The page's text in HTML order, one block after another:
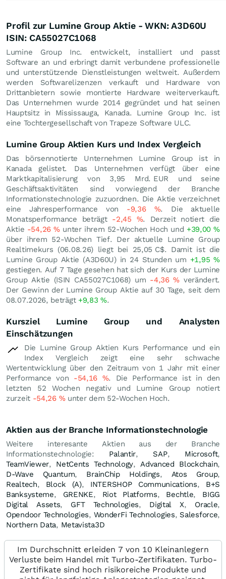
Profil zur Lumine Group Aktie - WKN: A3D60U
ISIN: CA55027C1068
Lumine Group Inc. entwickelt, installiert und passt
Software an und erbringt damit verbundene professionelle
und unterstützende Dienstleistungen weltweit. Außerdem
werden Softwarelizenzen verkauft und Hardware von
Drittanbietern sowie montierte Hardware weiterverkauft.
Das Unternehmen wurde 2014 gegründet und hat seinen
Hauptsitz in Mississauga, Kanada. Lumine Group Inc. ist
eine Tochtergesellschaft von Trapeze Software ULC.
Lumine Group Aktien Kurs und Index Vergleich
Das börsennotierte Unternehmen Lumine Group ist in
Kanada gelistet. Das Unternehmen verfügt über eine
Marktkapitalisierung von 3,95 Mrd. EUR und seine
Geschäftsaktivitäten sind vorwiegend der Branche
Informationstechnologie zuzuordnen. Die Aktie verzeichnet
eine Jahresperformance von -9,36 %. Die aktuelle
Monatsperformance beträgt -2,45 %. Derzeit notiert die
Aktie -54,26%unter ihrem 52-Wochen Hoch und +39,00%
über ihrem 52-Wochen Tief. Der aktuelle Lumine Group
Realtimekurs (06.08.26) liegt bei 25,05 C$. Damit ist die
Lumine Group Aktie (A3D60U) in 24 Stunden um +1,95%
gestiegen. Auf 7 Tage gesehen hat sich der Kurs der Lumine
Group Aktie (ISIN CA55027C1068) um -4,36% verändert.
Der Gewinn der Lumine Group Aktie auf 30 Tage, seit dem
08.07.2026, beträgt +9,83%.
Kursziel Lumine Group und Analysten
Einschätzungen
Die Lumine Group Aktien Kurs Performance und ein
Index Vergleich zeigt eine sehr schwache
Wertentwicklung über den Zeitraum von 1 Jahr mit einer
Performance von -54,16 %. Die Performance ist in den
letzten 52 Wochen negativ und Lumine Group notiert
zurzeit -54,26 %unter dem 52-Wochen Hoch.
Aktien aus der Branche Informationstechnologie
Weitere interesante Aktien aus der Branche
Informationstechnologie: Palantir, SAP, Microsoft,
TeamViewer, NetCents Technology,Advanced Blockchain,
D-Wave Quantum, BrainChip Holdings, Atos Group,
Realtech, Block (A), INTERSHOP Communications, B+S
Banksysteme, GRENKE, Riot Platforms, Bechtle, BIGG
Digital Assets, GFT Technologies, Digital X, Oracle,
Opendoor Technologies, WonderFi Technologies, Salesforce,
Northern Data, Metavista3D
Im Durchschnitt erleiden 7 von 10 Kleinanlegern
Verluste beim Handel mit Turbo-Zertifikaten. Turbo-
Zertifikate sind hoch risikoreiche Produkte und